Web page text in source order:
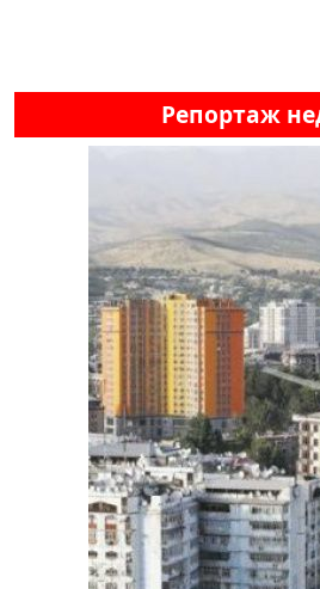
Репортаж